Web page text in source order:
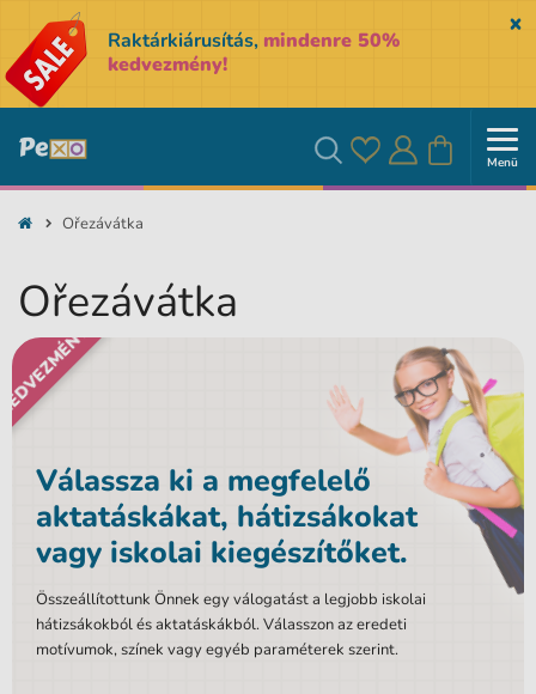
Raktárkiárusítás, mindenre 50%
kedvezmény!
Keresés
Kedvencek
Bejelentkezés
Kosár Menü
Ořezávátka
Ořezávátka
Válassza ki a megfelelő
aktatáskákat, hátizsákokat
vagy iskolai kiegészítőket.
Összeállítottunk Önnek egy válogatást a legjobb iskolai
hátizsákokból és aktatáskákból. Válasszon az eredeti
motívumok, színek vagy egyéb paraméterek szerint.